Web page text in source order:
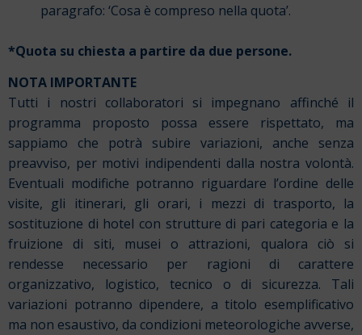
paragrafo: ‘Cosa è compreso nella quota’.
*Quota su chiesta a partire da due persone.
NOTA IMPORTANTE
Tutti i nostri collaboratori si impegnano affinché il
programma proposto possa essere rispettato, ma
sappiamo che potrà subire variazioni, anche senza
preavviso, per motivi indipendenti dalla nostra volontà.
Eventuali modifiche potranno riguardare l’ordine delle
visite, gli itinerari, gli orari, i mezzi di trasporto, la
sostituzione di hotel con strutture di pari categoria e la
fruizione di siti, musei o attrazioni, qualora ciò si
rendesse necessario per ragioni di carattere
organizzativo, logistico, tecnico o di sicurezza. Tali
variazioni potranno dipendere, a titolo esemplificativo
ma non esaustivo, da condizioni meteorologiche avverse,